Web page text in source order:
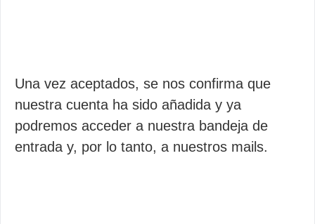
Una vez aceptados, se nos confirma que
nuestra cuenta ha sido añadida y ya
podremos acceder a nuestra bandeja de
entrada y, por lo tanto, a nuestros mails.